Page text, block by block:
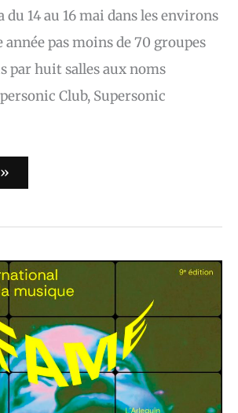
du 14 au 16 mai dans les environs
année pas moins de 70 groupes
par huit salles aux noms
Club, Supersonic